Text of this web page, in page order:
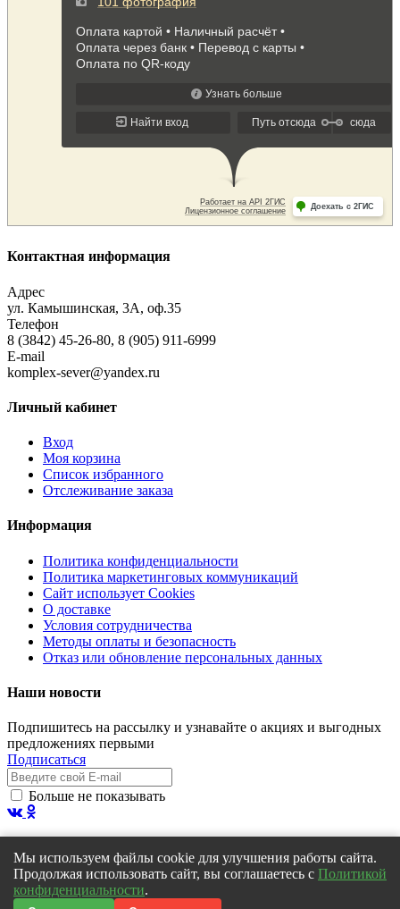
Контактная информация
Адрес
ул. Камышинская, 3А, оф.35
Телефон
8 (3842) 45-26-80, 8 (905) 911-6999
E-mail
komplex-sever@yandex.ru
Личный кабинет
Вход
Моя корзина
Список избранного
Отслеживание заказа
Информация
Политика конфиденциальности
Политика маркетинговых коммуникаций
Сайт использует Cookies
О доставке
Условия сотрудничества
Методы оплаты и безопасность
Отказ или обновление персональных данных
Наши новости
Подпишитесь на рассылку и узнавайте о акциях и выгодных
предложениях первыми
Подписаться
Больше не показывать
© 2019MadLoad Creative . Все права защищены.
Мы используем файлы cookie для улучшения работы сайта.
Продолжая использовать сайт, вы соглашаетесь с Политикой
конфиденциальности.
Scroll